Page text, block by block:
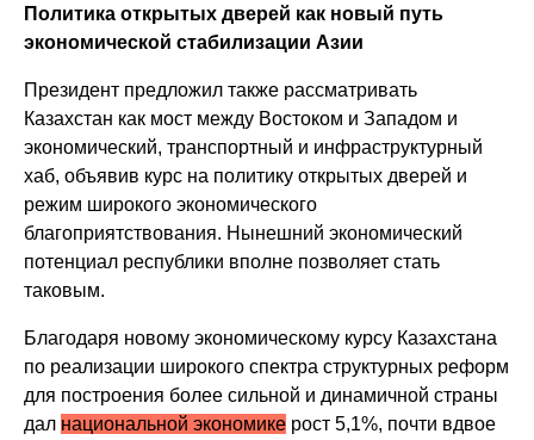
Политика открытых дверей как новый путь
экономической стабилизации Азии
Президент предложил также рассматривать
Казахстан как мост между Востоком и Западом и
экономический, транспортный и инфраструктурный
хаб, объявив курс на политику открытых дверей и
режим широкого экономического
благоприятствования. Нынешний экономический
потенциал республики вполне позволяет стать
таковым.
Благодаря новому экономическому курсу Казахстана
по реализации широкого спектра структурных реформ
для построения более сильной и динамичной страны
дал национальной экономике рост 5,1%, почти вдвое